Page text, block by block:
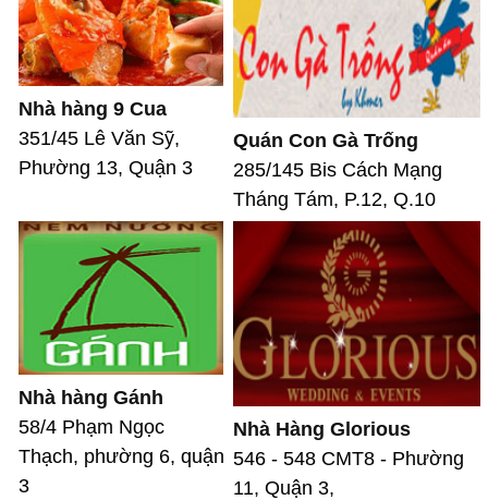
Nhà hàng 9 Cua
351/45 Lê Văn Sỹ,
Phường 13, Quận 3
Quán Con Gà Trống
285/145 Bis Cách Mạng
Tháng Tám, P.12, Q.10
Nhà hàng Gánh
58/4 Phạm Ngọc
Thạch, phường 6, quận
3
Nhà Hàng Glorious
546 - 548 CMT8 - Phường
11, Quận 3,